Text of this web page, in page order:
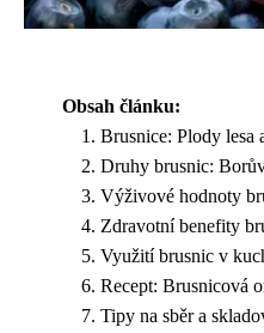
Obsah článku:
Brusnice: Plody lesa
Druhy brusnic:
Výživové hodnoty
Zdravotní benefity
Využití brusnic v
Recept: Brusnicová
Tipy na sběr a